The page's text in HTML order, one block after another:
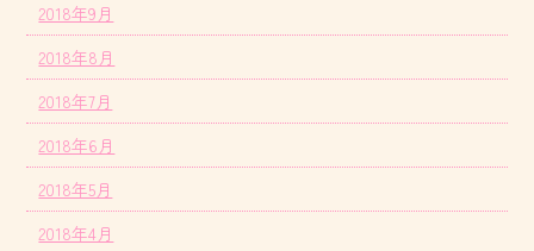
2018年9月
2018年8月
2018年7月
2018年6月
2018年5月
2018年4月